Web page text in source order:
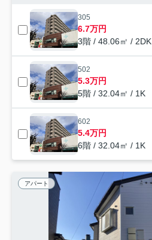
305
6.7万円
3階 / 48.06㎡ / 2DK
502
5.3万円
5階 / 32.04㎡ / 1K
602
5.4万円
6階 / 32.04㎡ / 1K
アパート